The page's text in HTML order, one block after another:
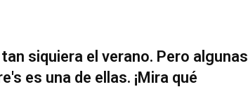
siquiera el verano. Pero algunas
es una de ellas. ¡Mira qué